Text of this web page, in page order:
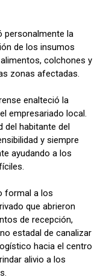
personalmente la
de los insumos
colchones y
zonas afectadas.
enalteció la
empresariado local.
del habitante del
y siempre
ayudando a los
formal a los
que abrieron
de recepción,
estadal de canalizar
hacia el centro
alivio a los